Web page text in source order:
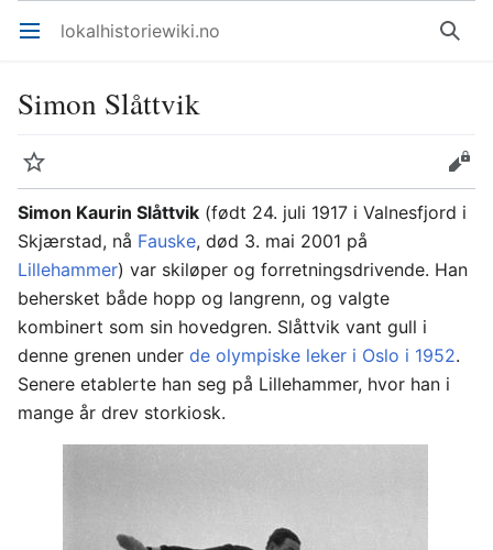
Åpne hovedmenyen lokalhistoriewiki.no Søk
Simon Slåttvik
Overvåk
Rediger
Simon Kaurin Slåttvik (født 24. juli 1917 i Valnesfjord i
Skjærstad, nå Fauske, død 3. mai 2001 på
Lillehammer) var skiløper og forretningsdrivende. Han
behersket både hopp og langrenn, og valgte
kombinert som sin hovedgren. Slåttvik vant gull i
denne grenen under de olympiske leker i Oslo i 1952.
Senere etablerte han seg på Lillehammer, hvor han i
mange år drev storkiosk.